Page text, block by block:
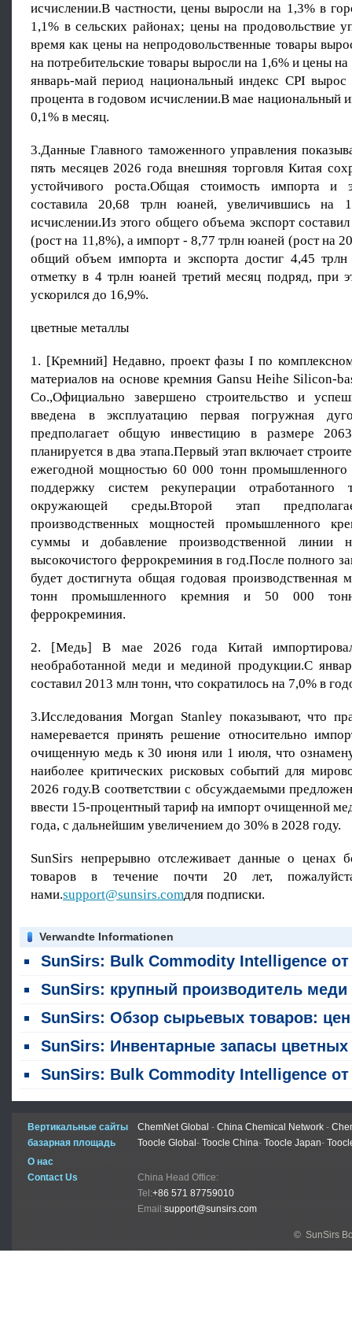
исчислении.В частности, цены выросли на 1,3% в
1,1% в сельских районах; цены на продовольствие
время как цены на непродовольственные товары
на потребительские товары выросли на 1,6% и цены
январь-май период национальный индекс CPI
процента в годовом исчислении.В мае национальный
0,1% в месяц.
3.Данные Главного таможенного управления
пять месяцев 2026 года внешняя торговля Китая
устойчивого роста.Общая стоимость импорта и
составила 20,68 трлн юаней, увеличившись на
исчислении.Из этого общего объема экспорт
(рост на 11,8%), а импорт - 8,77 трлн юаней (рост на
общий объем импорта и экспорта достиг 4,45
отметку в 4 трлн юаней третий месяц подряд, при
ускорился до 16,9%.
цветные металлы
1. [Кремний] Недавно, проект фазы I по
материалов на основе кремния Gansu Heihe Silicon-
Co.,Официально завершено строительство и
введена в эксплуатацию первая погружная
предполагает общую инвестицию в размере
планируется в два этапа.Первый этап включает
ежегодной мощностью 60 000 тонн промышленного
поддержку систем рекуперации
окружающей среды.Второй этап
производственных мощностей промышленного
суммы и добавление производственной
высокочистого феррокреминия в год.После полного
будет достигнута общая годовая производственная
тонн промышленного кремния и 50 000 тонн
феррокреминия.
2. [Медь] В мае 2026 года Китай
необработанной меди и мединой продукции.С
составил 2013 млн тонн, что сократилось на 7,0% в
3.Исследования Morgan Stanley показывают, что
намеревается принять решение относительно
очищенную медь к 30 июня или 1 июля, что
наиболее критических рисковых событий для
2026 году.В соответствии с обсуждаемыми
ввести 15-процентный тариф на импорт очищенной
года, с дальнейшим увеличением до 30% в 2028 году.
SunSirs непрерывно отслеживает данные о ценах
товаров в течение почти 20 лет,
нами.support@sunsirs.comдля подписки.
Verwandte Informationen
SunSirs: Bulk Commodity Intelligence от отраслей промышленности цветных металлов (6 августа 2026
SunSirs: крупный производитель меди и кобальта меняет экспортную политику; китайские горнодобывающие компании упреждают создание линий по
SunSirs: Обзор сырьевых товаров: цены на нефть растут, меди приближаются к рекордным максимумам, золото немного падает
SunSirs: Инвентарные запасы цветных металлов LME упали по всему решению 5 августа
SunSirs: Bulk Commodity Intelligence от отраслей промышленности цветных металлов (5 августа 2026
Вертикальные сайты ChemNet Global - China Chemical Network -
базарная площадь
Toocle Global - Toocle China- Toocle Japan-
О нас
Contact Us
China Head Office:
Tel:+86 571 87759010
Email:support@sunsirs.com
© SunSirs